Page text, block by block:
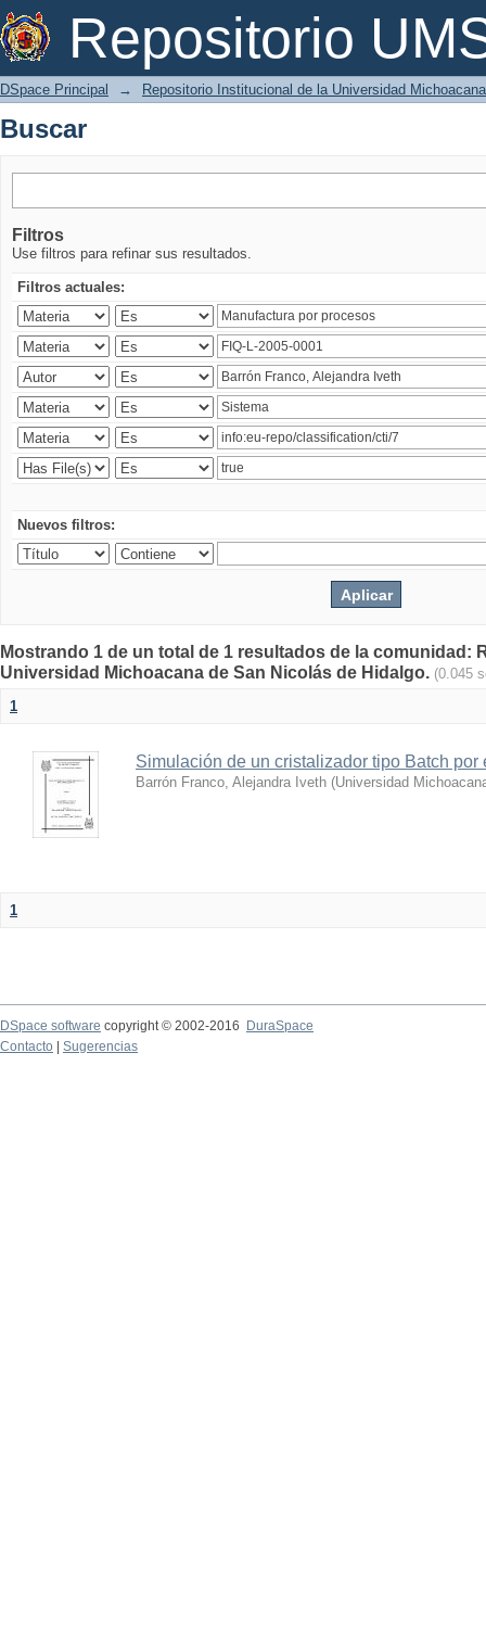
Repositorio
Buscar
DSpace Principal → Repositorio Institucional de la Universidad
Buscar
Filtros
Use filtros para refinar sus resultados.
Filtros actuales:
Nuevos filtros:
Mostrando 1 de un total de 1 resultados de la comunidad:
Universidad Michoacana de San Nicolás de Hidalgo. (0.045
1
Simulación de un cristalizador tipo Batch por
Barrón Franco, Alejandra Iveth (Universidad
1
DSpace software copyright © 2002-2016
DuraSpace
Contacto
Sugerencias